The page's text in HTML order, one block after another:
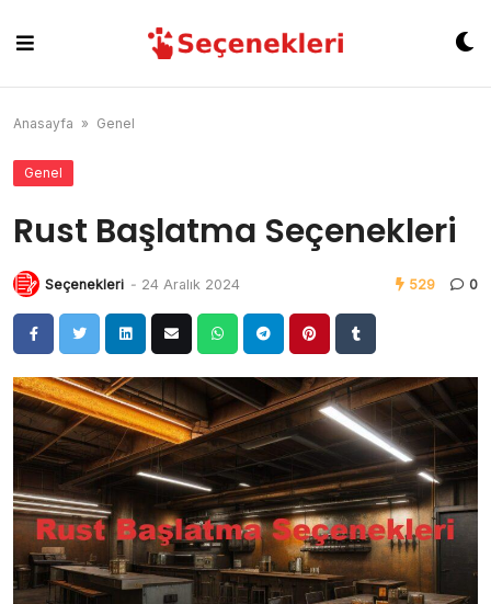
content
Anasayfa » Genel
Genel
Rust Başlatma Seçenekleri
Seçenekleri - 24 Aralık 2024 529 0